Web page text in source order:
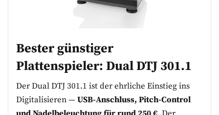
Bester günstiger
Plattenspieler: Dual DTJ 301.1
Der Dual DTJ 301.1 ist der ehrliche Einstieg ins
Digitalisieren —USB-Anschluss, Pitch-Control